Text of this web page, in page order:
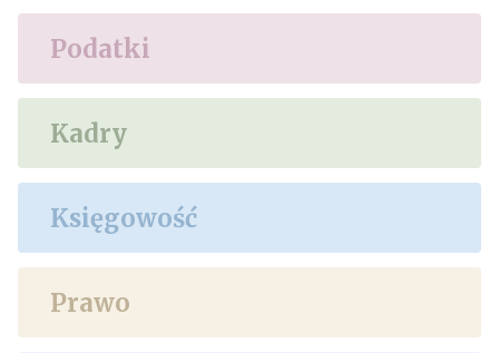
Podatki
Kadry
Księgowość
Prawo